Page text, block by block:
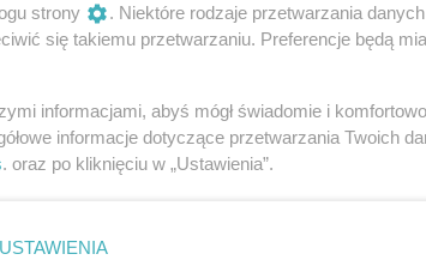
Kontakt
strony
. Niektóre rodzaje przetwarzania
się takiemu przetwarzaniu. Preferencje będą
informacjami, abyś mógł świadomie i
informacje dotyczące przetwarzania Twoich
. oraz po kliknięciu w „Ustawienia”.
USTAWIENIA